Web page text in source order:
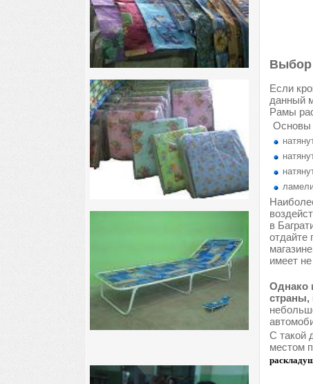
Выбор
Если
данный
Рамы
Основы
в
отдайте
имеет
Однако
страны,
С такой
местом